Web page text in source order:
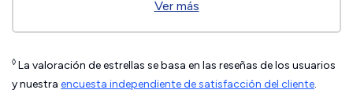
Ver más
◊ La valoración de estrellas se basa en las reseñas de los usuarios
y nuestra encuesta independiente de satisfacción del cliente.